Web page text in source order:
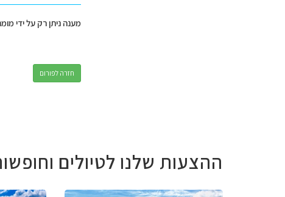
מענה ניתן רק על ידי
חזרה לפורום
ההצעות שלנו לטיולים